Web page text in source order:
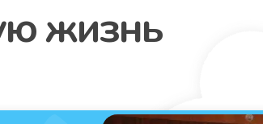
жизнь